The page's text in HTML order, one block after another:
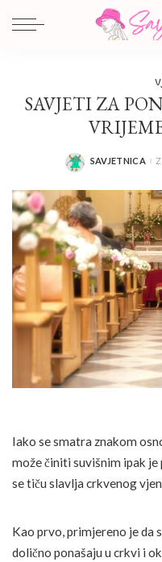
SAVJETI ZA
POSTED
SAVJETNICA
Iako se smatra znakom
može činiti suvišnim ipak
se tiču slavlja crkvenog
Kao prvo, primjereno je da
dolično ponašaju u crkvi i